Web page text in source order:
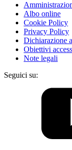
Albo online
Cookie Policy
Privacy Policy
Dichiarazione
Obiettivi
Note legali
Seguici su: